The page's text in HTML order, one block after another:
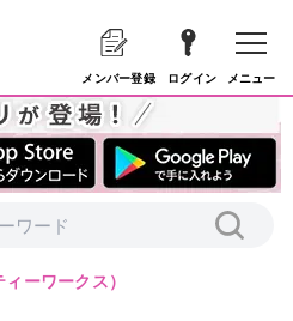
メンバー登録 ログイン メニュー
ィーワークス）